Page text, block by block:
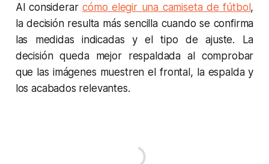
Al considerarcómo elegir una camiseta de fútbol,
la decisión resulta más sencilla cuando se confirma
las medidas indicadas y el tipo de ajuste. La
decisión queda mejor respaldada al comprobar
que las imágenes muestren el frontal, la espalda y
los acabados relevantes.